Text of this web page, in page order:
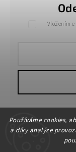
Používáme cookies,
a díky analýze
Vložením